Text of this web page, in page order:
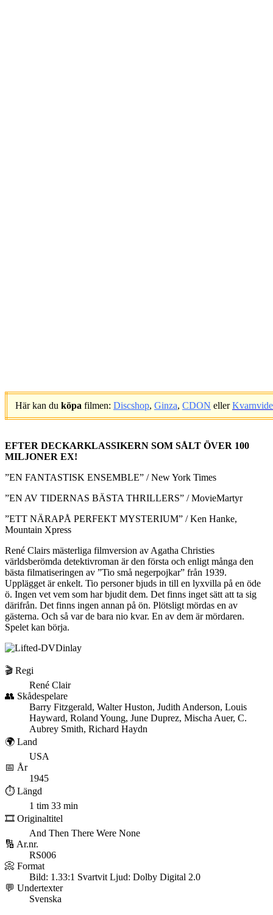
Här kan du köpa filmen: Discshop, Ginza, CDON eller
EFTER DECKARKLASSIKERN SOM SÅLT ÖVER 100
MILJONER EX!
”EN FANTASTISK ENSEMBLE” / New York Times
”EN AV TIDERNAS BÄSTA THRILLERS” / MovieMartyr
”ETT NÄRAPÅ PERFEKT MYSTERIUM” / Ken Hanke,
Mountain Xpress
René Clairs mästerliga filmversion av Agatha Christies
världsberömda detektivroman är den första och enligt många den
bästa filmatiseringen av ”Tio små negerpojkar” från 1939.
Upplägget är enkelt. Tio personer bjuds in till en lyxvilla på en öde
ö. Ingen vet vem som har bjudit dem. Det finns inget sätt att ta sig
därifrån. Det finns ingen annan på ön. Plötsligt mördas en av
gästerna. Och så var de bara nio kvar. En av dem är mördaren.
Spelet kan börja.
🎬 Regi
René Clair
👥 Skådespelare
Barry Fitzgerald, Walter Huston, Judith Anderson, Louis
Hayward, Roland Young, June Duprez, Mischa Auer, C.
Aubrey Smith, Richard Haydn
🌍 Land
USA
📅 År
1945
⏱️ Längd
1 tim 33 min
🎞️ Originaltitel
And Then There Were None
🔢 Ar.nr.
RS006
📀 Format
Bild: 1.33:1 Svartvit Ljud: Dolby Digital 2.0
💬 Undertexter
Svenska